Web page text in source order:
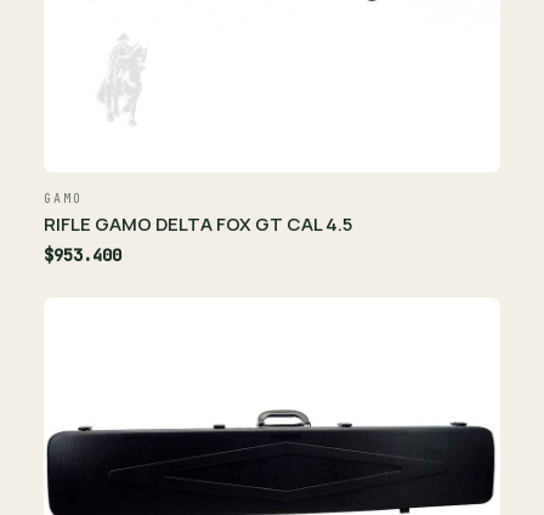
GAMO
RIFLE GAMO DELTA FOX GT CAL 4.5
$953.400